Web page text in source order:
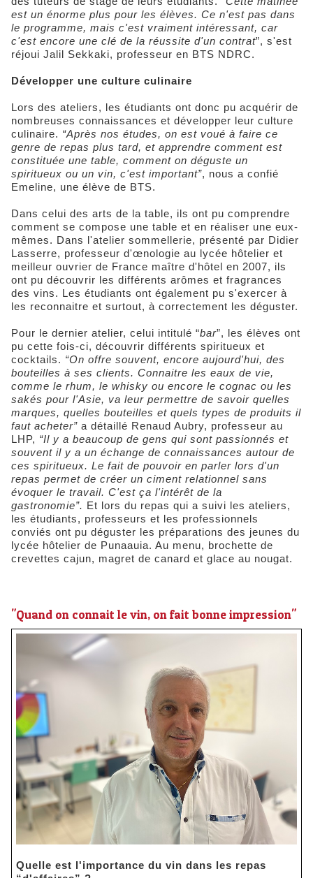
est un énorme plus pour les élèves. Ce n'est pas dans
le programme, mais c'est vraiment intéressant, car
c'est encore une clé de la réussite d'un contrat”, s'est
réjoui Jalil Sekkaki, professeur en BTS NDRC.
Développer une culture culinaire
Lors des ateliers, les étudiants ont donc pu acquérir de
nombreuses connaissances et développer leur culture
culinaire. “Après nos études, on est voué à faire ce
genre de repas plus tard, et apprendre comment est
constituée une table, comment on déguste un
spiritueux ou un vin, c'est important”, nous a confié
Emeline, une élève de BTS.
Dans celui des arts de la table, ils ont pu comprendre
comment se compose une table et en réaliser une eux-
mêmes. Dans l'atelier sommellerie, présenté par Didier
Lasserre, professeur d'œnologie au lycée hôtelier et
meilleur ouvrier de France maître d'hôtel en 2007, ils
ont pu découvrir les différents arômes et fragrances
des vins. Les étudiants ont également pu s'exercer à
les reconnaitre et surtout, à correctement les déguster.
Pour le dernier atelier, celui intitulé “bar”, les élèves ont
pu cette fois-ci, découvrir différents spiritueux et
cocktails. “On offre souvent, encore aujourd'hui, des
bouteilles à ses clients. Connaitre les eaux de vie,
comme le rhum, le whisky ou encore le cognac ou les
sakés pour l'Asie, va leur permettre de savoir quelles
marques, quelles bouteilles et quels types de produits il
faut acheter” a détaillé Renaud Aubry, professeur au
LHP, “Il y a beaucoup de gens qui sont passionnés et
souvent il y a un échange de connaissances autour de
ces spiritueux. Le fait de pouvoir en parler lors d'un
repas permet de créer un ciment relationnel sans
évoquer le travail. C'est ça l'intérêt de la
gastronomie”. Et lors du repas qui a suivi les ateliers,
les étudiants, professeurs et les professionnels
conviés ont pu déguster les préparations des jeunes du
lycée hôtelier de Punaauia. Au menu, brochette de
crevettes cajun, magret de canard et glace au nougat.
"Quand on connait le vin, on fait bonne impression"
Quelle est l'importance du vin dans les repas